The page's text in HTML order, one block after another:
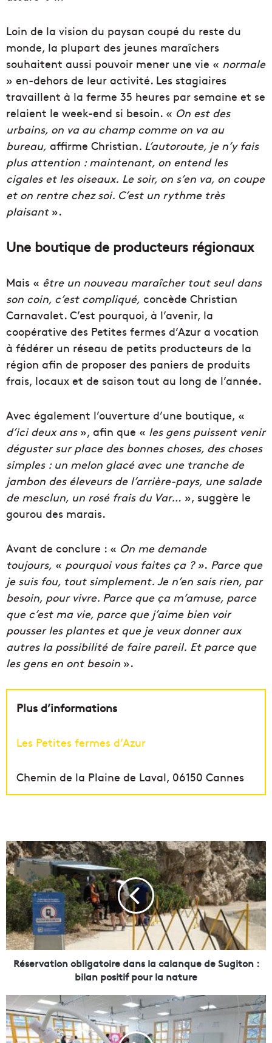
Loin de la vision du paysan coupé du reste du
monde, la plupart des jeunes maraîchers
souhaitent aussi pouvoir mener une vie « normale
» en-dehors de leur activité. Les stagiaires
travaillent à la ferme 35 heures par semaine et se
relaient le week-end si besoin. « On est des
urbains, on va au champ comme on va au
bureau, affirme Christian. L’autoroute, je n’y fais
plus attention : maintenant, on entend les
cigales et les oiseaux. Le soir, on s’en va, on coupe
et on rentre chez soi. C’est un rythme très
plaisant ».
Une boutique de producteurs régionaux
Mais « être un nouveau maraîcher tout seul dans
son coin, c’est compliqué, concède Christian
Carnavalet. C’est pourquoi, à l’avenir, la
coopérative des Petites fermes d’Azur a vocation
à fédérer un réseau de petits producteurs de la
région afin de proposer des paniers de produits
frais, locaux et de saison tout au long de l’année.
Avec également l’ouverture d’une boutique, «
d’ici deux ans», afin que « les gens puissent venir
déguster sur place des bonnes choses, des choses
simples : un melon glacé avec une tranche de
jambon des éleveurs de l’arrière-pays, une salade
de mesclun, un rosé frais du Var… », suggère le
gourou des marais.
Avant de conclure : « On me demande
toujours, « pourquoi vous faites ça ? ». Parce que
je suis fou, tout simplement. Je n’en sais rien, par
besoin, pour vivre. Parce que ça m’amuse, parce
que c’est ma vie, parce que j’aime bien voir
pousser les plantes et que je veux donner aux
autres la possibilité de faire pareil. Et parce que
les gens en ont besoin ».
Plus d’informations
Les Petites fermes d’Azur
Chemin de la Plaine de Laval, 06150 Cannes
R
é
s
e
r
v
a
t
i
b
l
i
g
Réservation obligatoire dans la calanque de Sugiton :
bilan positif pour la nature
F
a
s
k